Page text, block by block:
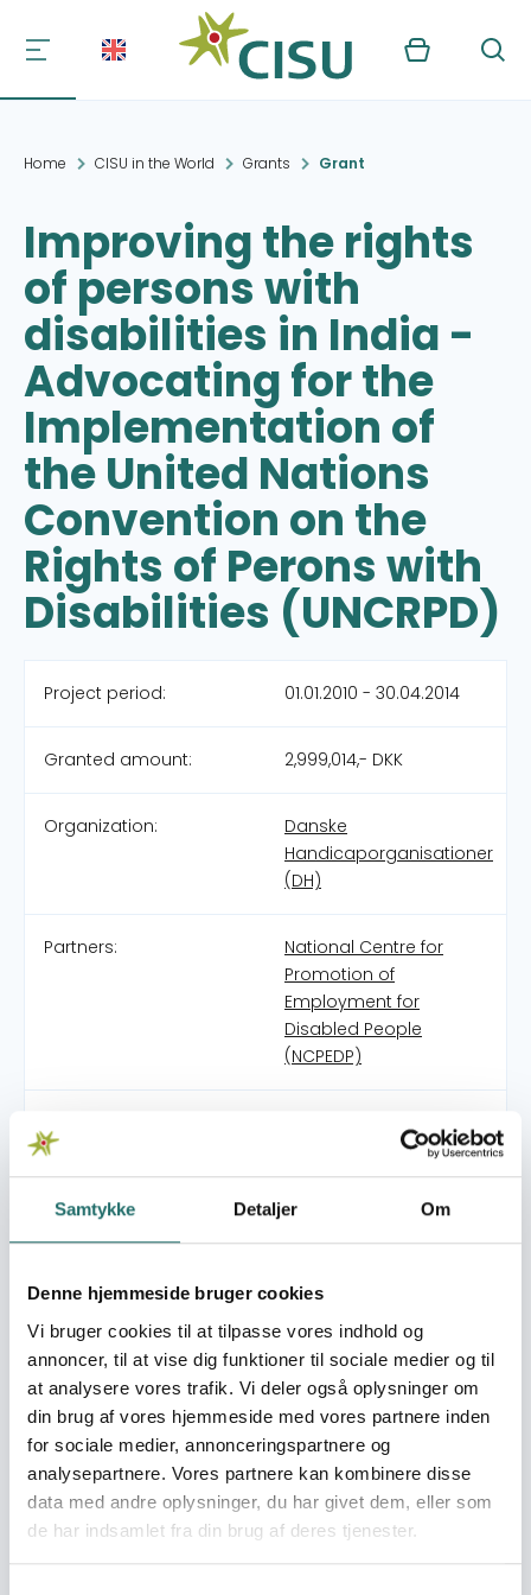
Samtykke Detaljer Om
Denne hjemmeside bruger cookies
Vi bruger cookies til at tilpasse vores indhold og
annoncer, til at vise dig funktioner til sociale medier og til
at analysere vores trafik. Vi deler også oplysninger om
din brug af vores hjemmeside med vores partnere inden
for sociale medier, annonceringspartnere og
analysepartnere. Vores partnere kan kombinere disse
data med andre oplysninger, du har givet dem, eller som
de har indsamlet fra din brug af deres tjenester.
Kurv Søg
Home CISU in the World Grants Grant
Improving the rights
of persons with
disabilities in India -
Advocating for the
Implementation of
the United Nations
Convention on the
Rights of Perons with
Disabilities (UNCRPD)
Project period: 01.01.2010 - 30.04.2014
Granted amount: 2,999,014,- DKK
Organization:
Danske
Handicaporganisationer
(DH)
Partners:
National Centre for
Promotion of
Employment for
Disabled People
(NCPEDP)
Civilsamfundspuljen
Overall targets
Forbedring af rettighederne for personer med handicap i
Indien
Immediate targets
'- FNs handicap konvention (hovedsagelig artikel 31 og
33) implementeret i Indien i 2012 - Øget kapacitet i
NCPEDP og handicapbevægelsen i Indien til at